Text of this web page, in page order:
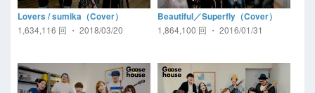
Lovers / sumika（Cover）
1,634,116 回 ・ 2018/03/20
Beautiful／Superfly（Cover）
1,864,100 回 ・ 2016/01/31